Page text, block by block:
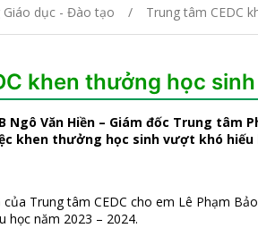
Giáo dục - Đào tạo Trung tâm CEDC
khen thưởng học
Ngô Văn Hiền – Giám đốc Trung
khen thưởng học sinh vượt khó hiếu
của Trung tâm CEDC cho em Lê Phạm
học năm 2023 – 2024.